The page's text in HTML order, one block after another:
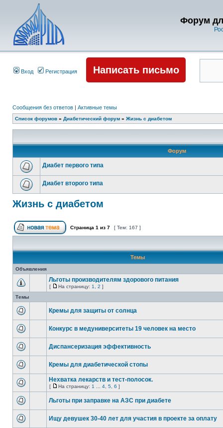
Форум
Вход Регистрация Написать письмо
Сообщения без ответов | Активные темы
Список форумов » Диабетический форум » Жизнь с диабетом
Форум
Диабет первого типа
Диабет второго типа
Жизнь с диабетом
Страница 1 из 7 [ Тем: 167 ]
Темы
Объявления
Льготы производителям здорового питания
[ На страницу: 1 2 ]
Темы
Кремы для защиты от солнца
Конкурс в медуниверситеты 19 человек на место
Диспансеризация эффективность
Кремы для диабетической стопы
Нехватка лекарств и тест-полосок.
[ На страницу: 1 4 5 6 ]
Льготы при заправке на АЗС при диабете
Ищу девушек 30-40 лет для участия в проекте за оплату